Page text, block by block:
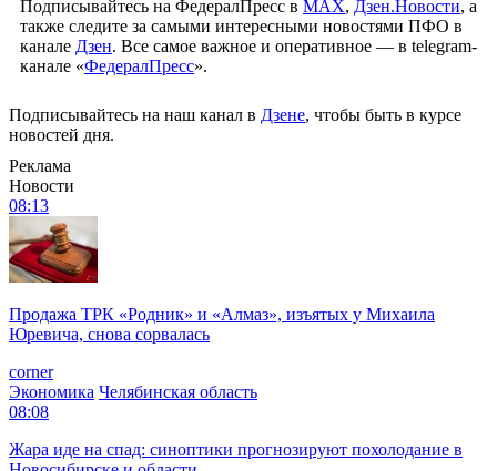
Подписывайтесь на ФедералПресс в МАХ, Дзен.Новости, а
также следите за самыми интересными новостями ПФО в
канале Дзен. Все самое важное и оперативное — в telegram-
канале «ФедералПресс».
Подписывайтесь на наш канал в Дзене, чтобы быть в курсе
новостей дня.
Реклама
Новости
08:13
Продажа ТРК «Родник» и «Алмаз», изъятых у Михаила
Юревича, снова сорвалась
corner
Экономика Челябинская область
08:08
Жара иде на спад: синоптики прогнозируют похолодание в